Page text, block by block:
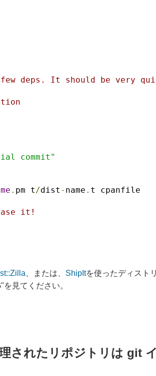
deps. It should be very
commit"
. pm t/dist - name . t cpanfile
it!
、または、 ShipItを使ったディスト
見てください。
されたリポジトリは git